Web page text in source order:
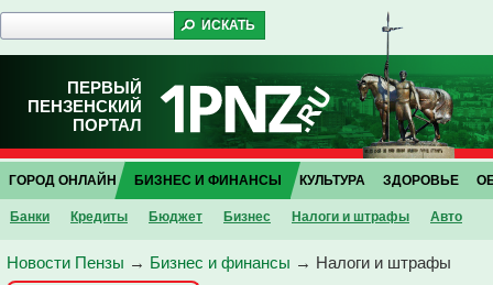
ПЕРВЫЙ
ПЕНЗЕНСКИЙ
ПОРТАЛ
ГОРОД ОНЛАЙН БИЗНЕС И ФИНАНСЫ
Банки Кредиты Бюджет Бизнес Налоги и штрафы Авто
КУЛЬТУРА ЗДОРОВЬЕ
Новости Пензы → Бизнес и финансы → Налоги и штрафы